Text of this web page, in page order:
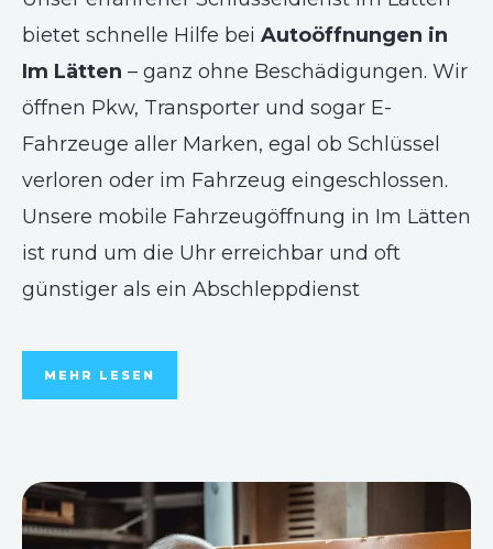
bietet schnelle Hilfe bei Autoöffnungen in
Im Lätten – ganz ohne Beschädigungen. Wir
öffnen Pkw, Transporter und sogar E-
Fahrzeuge aller Marken, egal ob Schlüssel
verloren oder im Fahrzeug eingeschlossen.
Unsere mobile Fahrzeugöffnung in Im Lätten
ist rund um die Uhr erreichbar und oft
günstiger als ein Abschleppdienst
MEHR LESEN